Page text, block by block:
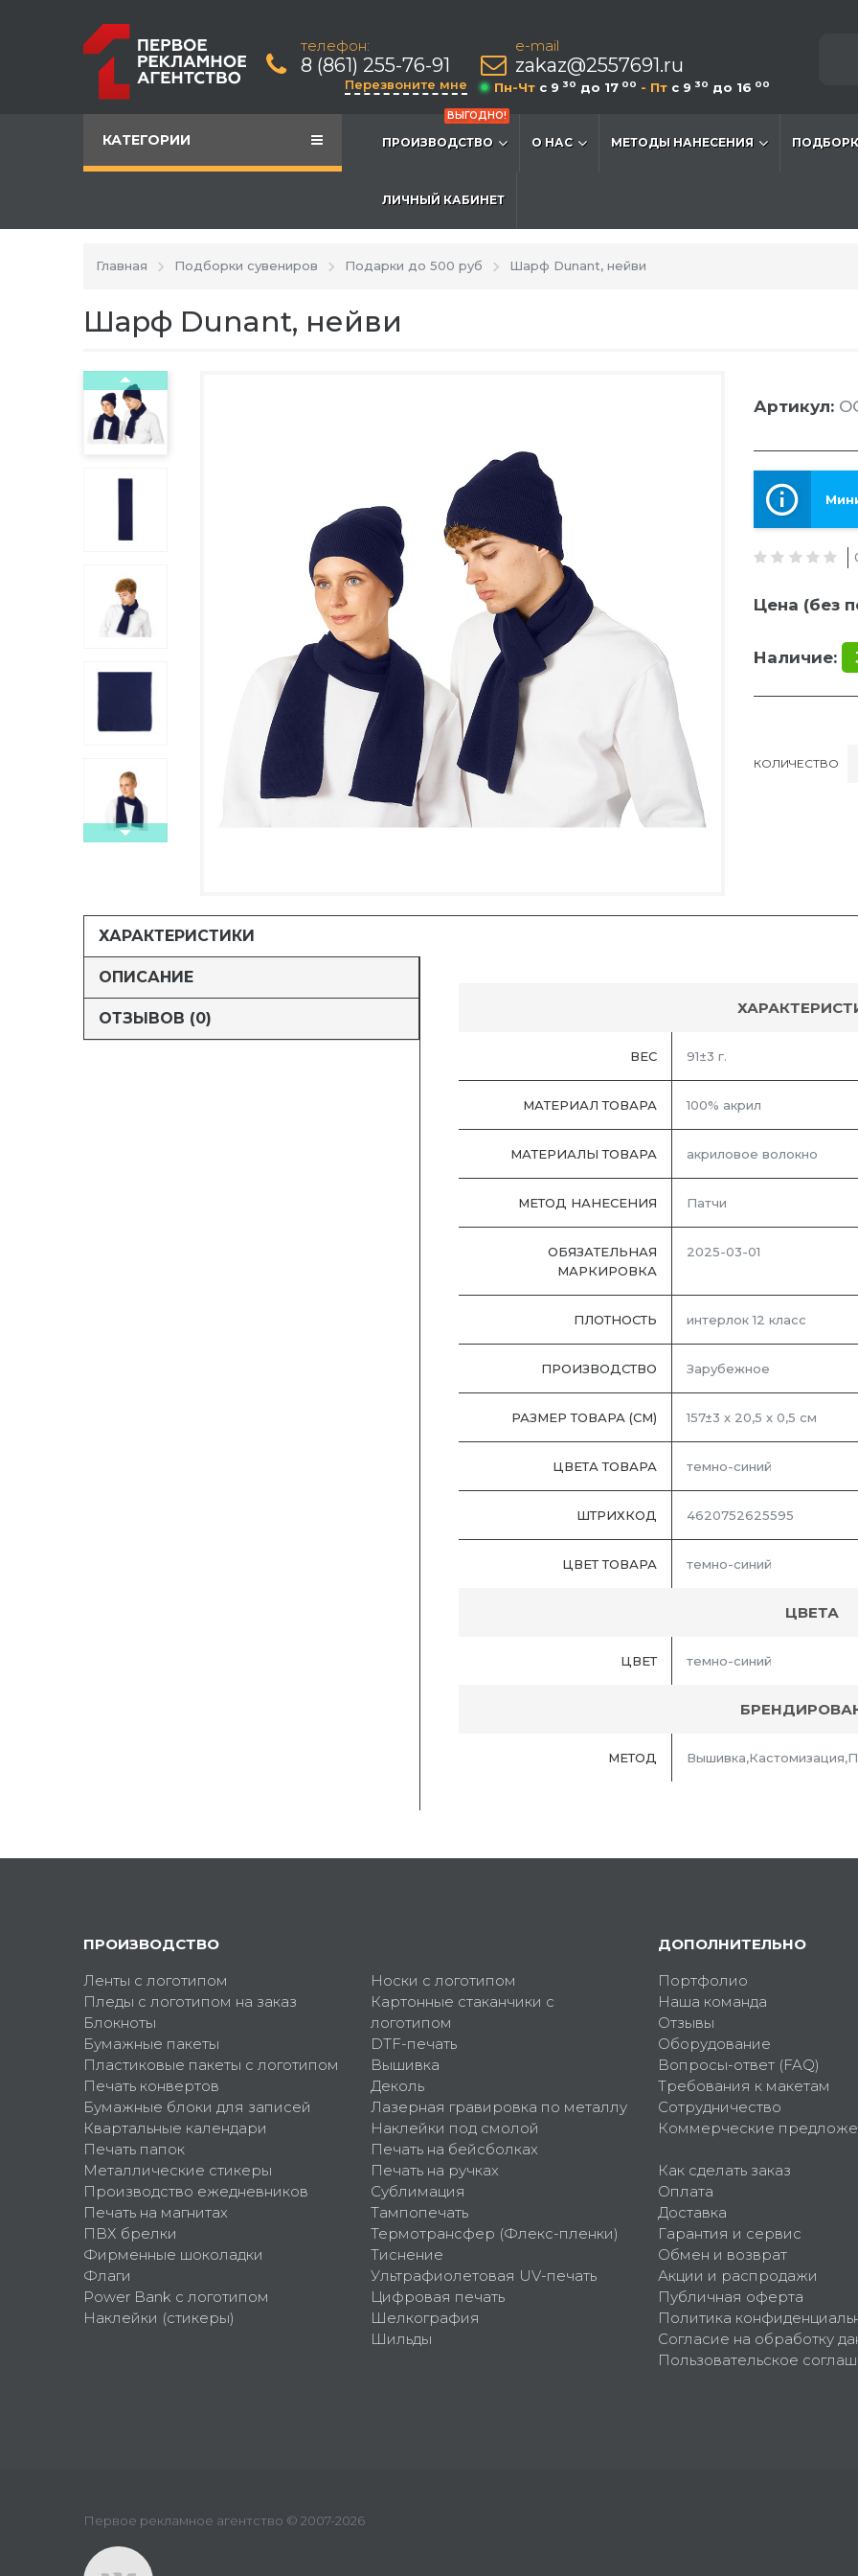
телефон:
8 (861) 255-76-91
Перезвоните мне
e-mail
zakaz@2557691.ru
Пн-Чт c 9 30 до 17 00 - Пт c 9 30 до 16 00
КАТЕГОРИИ
ВЫГОДНО!
ПРОИЗВОДСТВО О НАС МЕТОДЫ НАНЕСЕНИЯ
ЛИЧНЫЙ КАБИНЕТ
Главная Подборки сувениров Подарки до 500 руб Шарф Dunant, нейви
Шарф Dunant, нейви
Артикул:
Цена (без
Наличие:
КОЛИЧЕСТВО
ХАРАКТЕРИСТИКИ
ОПИСАНИЕ
ОТЗЫВОВ (0)
ВЕС 91±3 г.
МАТЕРИАЛ ТОВАРА 100% акрил
МАТЕРИАЛЫ ТОВАРА акриловое волокно
МЕТОД НАНЕСЕНИЯ Патчи
ОБЯЗАТЕЛЬНАЯ
МАРКИРОВКА
2025-03-01
ПЛОТНОСТЬ интерлок 12 класс
ПРОИЗВОДСТВО Зарубежное
РАЗМЕР ТОВАРА (СМ) 157±3 х 20,5 х 0,5 см
ЦВЕТА ТОВАРА темно-синий
ШТРИХКОД 4620752625595
ЦВЕТ ТОВАРА темно-синий
ЦВЕТА
ЦВЕТ темно-синий
МЕТОД
ПРОИЗВОДСТВО
Ленты с логотипом
Пледы с логотипом на заказ
Блокноты
Бумажные пакеты
Пластиковые пакеты с логотипом
Печать конвертов
Бумажные блоки для записей
Квартальные календари
Печать папок
Металлические стикеры
Производство ежедневников
Печать на магнитах
ПВХ брелки
Фирменные шоколадки
Флаги
Power Bank с логотипом
Наклейки (стикеры)
Носки с логотипом
Картонные стаканчики с
логотипом
DTF-печать
Вышивка
Деколь
Лазерная гравировка по металлу
Наклейки под смолой
Печать на бейсболках
Печать на ручках
Сублимация
Тампопечать
Термотрансфер (Флекс-пленки)
Тиснение
Ультрафиолетовая UV-печать
Цифровая печать
Шелкография
Шильды
ДОПОЛНИТЕЛЬНО
Портфолио
Наша команда
Отзывы
Оборудование
Вопросы-ответ (FAQ)
Требования к макетам
Сотрудничество
Коммерческие
Как сделать заказ
Оплата
Доставка
Гарантия и сервис
Обмен и возврат
Акции и распродажи
Публичная оферта
Политика
Согласие на обработку
Пользовательское
Первое рекламное агентство © 2007-2026